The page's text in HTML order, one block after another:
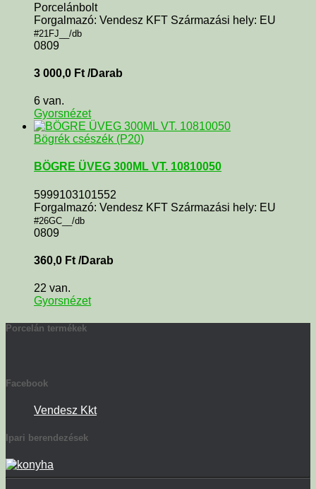
Porcelánbolt
Forgalmazó: Vendesz KFT Származási hely: EU
#21FJ__/db
0809
3 000,0 Ft /Darab
6 van.
Gyorsnézet
Bögrék csészék (P20)
BÖGRE ÜVEG 300ML VT. 10810050
5999103101552
Forgalmazó: Vendesz KFT Származási hely: EU
#26GC__/db
0809
360,0 Ft /Darab
22 van.
Gyorsnézet
Porcelán termékek
Facebook
Vendesz Kkt
Ipari berendezések